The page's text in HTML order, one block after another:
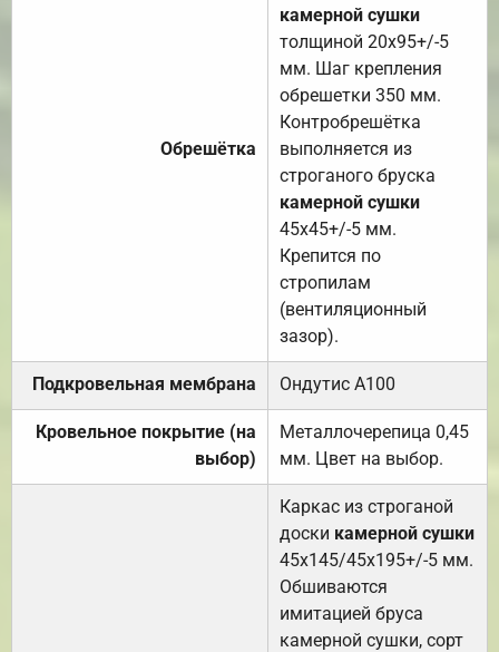
Обрешётка
камерной сушки
толщиной 20х95+/-5
мм. Шаг крепления
обрешетки 350 мм.
Контробрешётка
выполняется из
строганого бруска
камерной сушки
45х45+/-5 мм.
Крепится по
стропилам
(вентиляционный
зазор).
Подкровельная мембрана Ондутис А100
Кровельное покрытие (на
выбор)
Металлочерепица 0,45
мм. Цвет на выбор.
Каркас из строганой
доски камерной сушки
45х145/45х195+/-5 мм.
Обшиваются
имитацией бруса
камерной сушки, сорт